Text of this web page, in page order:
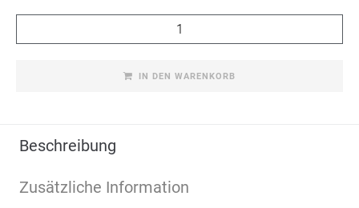
IN DEN WARENKORB
Beschreibung
Zusätzliche Information